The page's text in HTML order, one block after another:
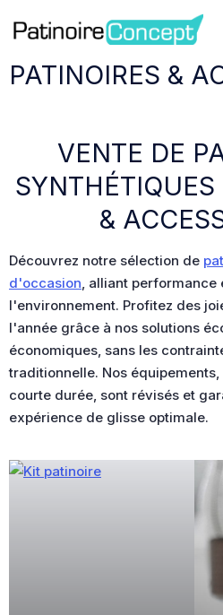
PATINOIRES &
VENTE DE
&
Découvrez notre sélection de
d'occasion, alliant performance
l'environnement. Profitez des
l'année grâce à nos solutions
économiques, sans les
traditionnelle. Nos
courte durée, sont révisés et
expérience de glisse optimale.